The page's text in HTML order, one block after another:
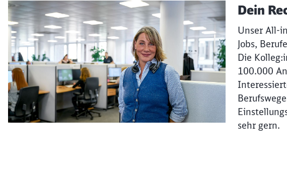
Dein
Unser All-
Jobs,
Die
100.000
sehr gern.